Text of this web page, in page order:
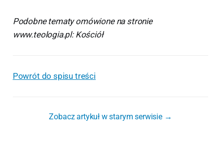
Podobne tematy omówione na stronie
www.teologia.pl: Kościół
Powrót do spisu treści
Zobacz artykuł w starym serwisie →